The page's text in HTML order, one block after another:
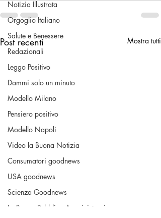
Notizia Illustrata
Orgoglio Italiano
Salute e Benessere
Redazionali
Leggo Positivo
Dammi solo un minuto
Modello Milano
Pensiero positivo
Modello Napoli
Video la Buona Notizia
Consumatori goodnews
USA goodnews
Scienza Goodnews
La Buona Pubblica Amministrazione
Post recenti Mostra tutti